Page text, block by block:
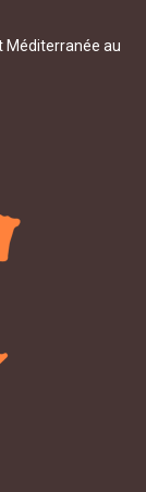
Méditerranée au